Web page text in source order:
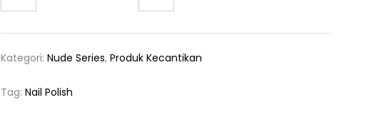
Kategori:Nude Series,Produk Kecantikan
Tag:Nail Polish